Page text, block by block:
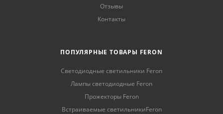
Отзывы
Контакты
ПОПУЛЯРНЫЕ ТОВАРЫ FERON
Светодиодные светильники Feron
Лампы светодиодные Feron
Прожекторы Feron
Встраиваемые светильникиFeron